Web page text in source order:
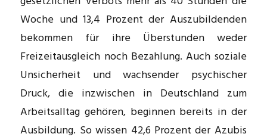
Woche und 13,4 Prozent der Auszubildenden
bekommen für ihre Überstunden weder
Freizeitausgleich noch Bezahlung. Auch soziale
Unsicherheit und wachsender psychischer
Druck, die inzwischen in Deutschland zum
Arbeitsalltag gehören, beginnen bereits in der
Ausbildung. So wissen 42,6 Prozent der Azubis